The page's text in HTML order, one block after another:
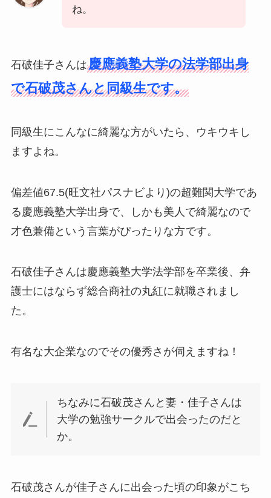
ね。
石破佳子さんは慶應義塾大学の法学部出身
で石破茂さんと同級生です。
同級生にこんなに綺麗な方がいたら、ウキウキし
ますよね。
偏差値67.5(旺文社パスナビより)の超難関大学であ
る慶應義塾大学出身で、しかも美人で綺麗なので
才色兼備という言葉がぴったりな方です。
石破佳子さんは慶應義塾大学法学部を卒業後、弁
護士にはならず総合商社の丸紅に就職されまし
た。
有名な大企業なのでその優秀さが伺えますね！
ちなみに石破茂さんと妻・佳子さんは
大学の勉強サークルで出会ったのだと
か。
石破茂さんが佳子さんに出会った頃の印象がこち